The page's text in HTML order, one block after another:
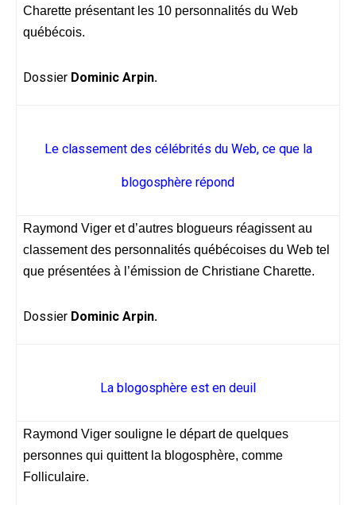
Charette présentant les 10 personnalités du Web
québécois.
Dossier Dominic Arpin.
Le classement des célébrités du Web, ce que la
blogosphère répond
Raymond Viger et d’autres blogueurs réagissent au
classement des personnalités québécoises du Web tel
que présentées à l’émission de Christiane Charette.
Dossier Dominic Arpin.
La blogosphère est en deuil
Raymond Viger souligne le départ de quelques
personnes qui quittent la blogosphère, comme
Folliculaire.